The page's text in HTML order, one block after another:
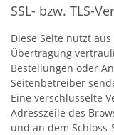
SSL- bzw. TLS-
Diese Seite nutzt
Übertragung
Bestellungen oder
Seitenbetreiber
Eine verschlüsselte
Adresszeile des
und an dem